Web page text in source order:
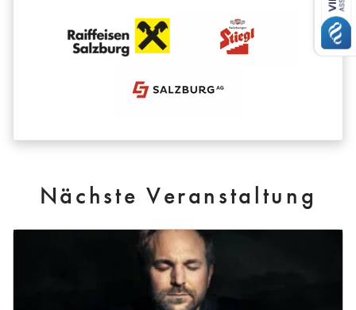
Nächste Veranstaltung